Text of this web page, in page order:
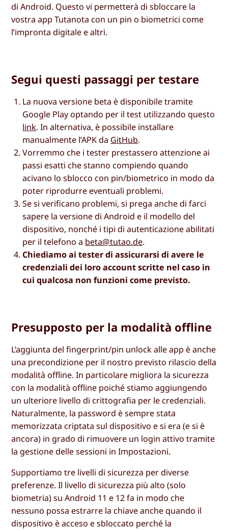
di Android. Questo vi permetterà di sbloccare la
vostra app Tutanota con un pin o biometrici come
l’impronta digitale e altri.
Segui questi passaggi per testare
La nuova versione beta è disponibile tramite
Google Play optando per il test utilizzando questo
link. In alternativa, è possibile installare
manualmente l’APK da GitHub.
Vorremmo che i tester prestassero attenzione ai
passi esatti che stanno compiendo quando
acivano lo sblocco con pin/biometrico in modo da
poter riprodurre eventuali problemi.
Se si verificano problemi, si prega anche di farci
sapere la versione di Android e il modello del
dispositivo, nonché i tipi di autenticazione abilitati
per il telefono a beta@tutao.de.
Chiediamo ai tester di assicurarsi di avere le
credenziali dei loro account scritte nel caso in
cui qualcosa non funzioni come previsto.
Presupposto per la modalità offline
L’aggiunta del fingerprint/pin unlock alle app è anche
una precondizione per il nostro previsto rilascio della
modalità offline. In particolare migliora la sicurezza
con la modalità offline poiché stiamo aggiungendo
un ulteriore livello di crittografia per le credenziali.
Naturalmente, la password è sempre stata
memorizzata criptata sul dispositivo e si era (e si è
ancora) in grado di rimuovere un login attivo tramite
la gestione delle sessioni in Impostazioni.
Supportiamo tre livelli di sicurezza per diverse
preferenze. Il livello di sicurezza più alto (solo
biometria) su Android 11 e 12 fa in modo che
nessuno possa estrarre la chiave anche quando il
dispositivo è acceso e sbloccato perché la